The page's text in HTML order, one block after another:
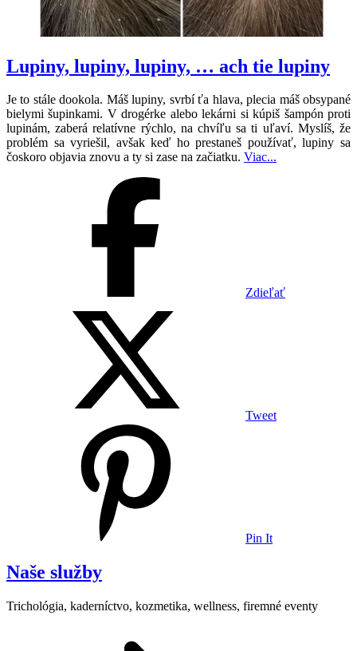
Lupiny, lupiny, lupiny, … ach tie lupiny
Je to stále dookola. Máš lupiny, svrbí ťa hlava, plecia máš obsypané
bielymi šupinkami. V drogérke alebo lekárni si kúpiš šampón proti
lupinám, zaberá relatívne rýchlo, na chvíľu sa ti uľaví. Myslíš, že
problém sa vyriešil, avšak keď ho prestaneš používať, lupiny sa
čoskoro objavia znovu a ty si zase na začiatku. Viac...
Zdieľať
Tweet
Pin It
Naše služby
Trichológia, kaderníctvo, kozmetika, wellness, firemné eventy